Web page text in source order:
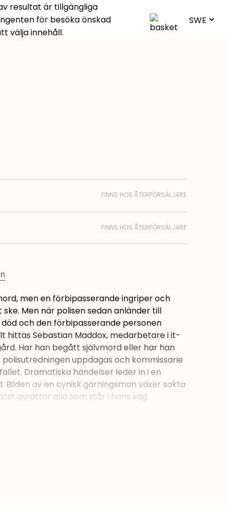
resultat är tillgängliga
för besöka önskad
välja innehåll.
FINNS HOS ÅTERFÖRSÄLJARE
FINNS HOS ÅTERFÖRSÄLJARE
men en förbipasserande ingriper och
Men när polisen sedan anländer till
och den förbipasserande personen
hittas Sebastian Maddox, medarbetare i it-
Har han begått självmord eller har han
uppdagas och kommissarie
Dramatiska händelser leder in i en
Bilden av en cynisk gärningsman växer sakta
avrättar alla som står i hans väg.